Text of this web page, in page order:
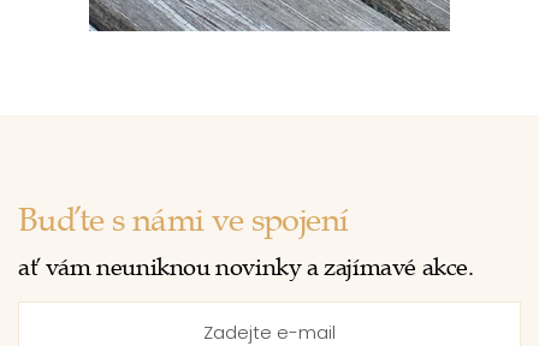
Buďte s námi ve spojení
ať vám neuniknou novinky a zajímavé akce.